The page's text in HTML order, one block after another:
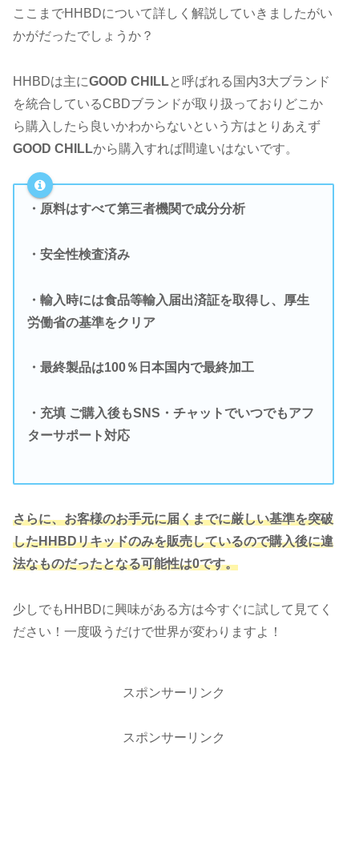
ここまでHHBDについて詳しく解説していきましたがい
かがだったでしょうか？
HHBDは主にGOOD CHILLと呼ばれる国内3大ブランド
を統合しているCBDブランドが取り扱っておりどこか
ら購入したら良いかわからないという方はとりあえず
GOOD CHILLから購入すれば間違いはないです。
・原料はすべて第三者機関で成分分析
・安全性検査済み
・輸入時には食品等輸入届出済証を取得し、厚生
労働省の基準をクリア
・最終製品は100％日本国内で最終加工
・充填 ご購入後もSNS・チャットでいつでもアフ
ターサポート対応
さらに、お客様のお手元に届くまでに厳しい基準を突破
したHHBDリキッドのみを販売しているので購入後に違
法なものだったとなる可能性は0です。
少しでもHHBDに興味がある方は今すぐに試して見てく
ださい！一度吸うだけで世界が変わりますよ！
スポンサーリンク
スポンサーリンク